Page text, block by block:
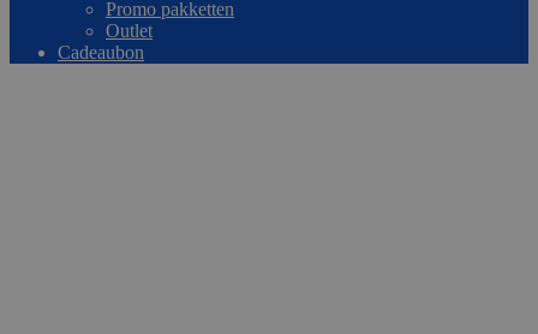
Promo pakketten
Outlet
Cadeaubon